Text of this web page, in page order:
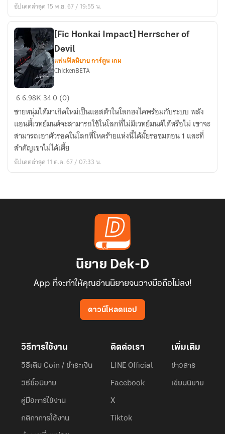
นี่
เเล้
วกัน
Black
clover
]
แค่
คน
ธรรมดา
ที่
สู้
ได้
หน่อย
อัปเดตล่าสุด 15 พ.ย. 67 / 19:55 น.
[Fic
Honkai
Impact]
Herrscher
of
Devil
[Fic Honkai Impact] Herrscher of
Devil
แฟนฟิคนิยาย การ์ตูน เกม
ChickenBETA
66.98K 340 (0)
ชายหนุ่มได้มาเกิดใหม่เป็นแอสต้าในโลกฮงไคพร้อมกับระบบ พลัง
แอนตี้เวทย์มนต์จะสามารถใช้ในโลกที่ไม่มีเวทย์มนต์ได้หรือไม่ เขาจะ
สามารถเอาตัวรอดในโลกที่โหดร้ายแห่งนี้ได้มั้ยรอชมตอน 1 และที่
สำคัญเขาไม่ได้เตี้ย
อัปเดตล่าสุด 11 ต.ค. 67 / 07:33 น.
นิยาย Dek-D
App ที่จะทำให้คุณอ่านนิยายจนวางมือถือไม่ลง!
ดาวน์โหลดแอป
วิธีการใช้งาน
วิธีเติม Coin / ชำระเงิน
วิธีซื้อนิยาย
คู่มือการใช้งาน
กติกาการใช้งาน
ติดต่อเรา
LINE Official
Facebook
X
Tiktok
เพิ่มเติม
ข่าวสาร
เขียนนิยาย